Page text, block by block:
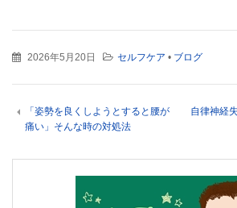
2026年5月20日 セルフケア • ブログ
「姿勢を良くしようとすると腰が
痛い」そんな時の対処法
自律神経